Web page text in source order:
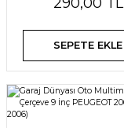
SEPETE EKLE